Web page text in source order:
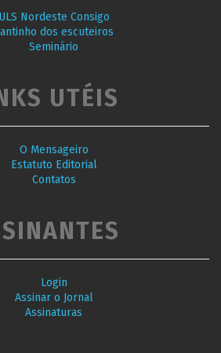
ULS Nordeste Consigo
dos escuteiros
Seminário
UTÉIS
O Mensageiro
Estatuto Editorial
Contatos
Login
Assinar o Jornal
Assinaturas